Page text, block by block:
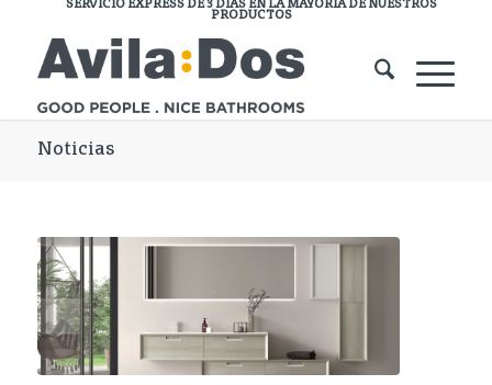
SERVICIO EXPRESS DE 3 DÍAS EN LA MAYORÍA DE NUESTROS
PRODUCTOS
Noticias